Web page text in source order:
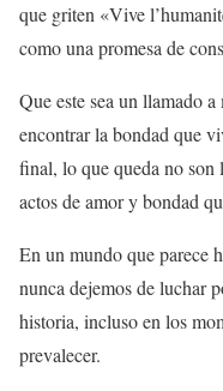
que griten «Vive
como una promesa de
Que este sea un llamado
encontrar la bondad que
final, lo que queda no
actos de amor y bondad
En un mundo que parece
nunca dejemos de luchar
historia, incluso en los
prevalecer.